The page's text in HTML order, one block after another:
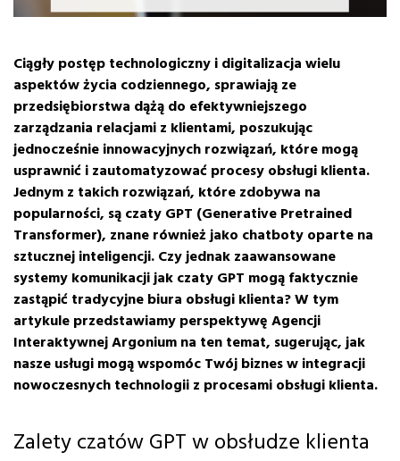
Ciągły postęp technologiczny i digitalizacja wielu
aspektów życia codziennego, sprawiają ze
przedsiębiorstwa dążą do efektywniejszego
zarządzania relacjami z klientami, poszukując
jednocześnie innowacyjnych rozwiązań, które mogą
usprawnić i zautomatyzować procesy obsługi klienta.
Jednym z takich rozwiązań, które zdobywa na
popularności, są czaty GPT (Generative Pretrained
Transformer), znane również jako chatboty oparte na
sztucznej inteligencji. Czy jednak zaawansowane
systemy komunikacji jak czaty GPT mogą faktycznie
zastąpić tradycyjne biura obsługi klienta? W tym
artykule przedstawiamy perspektywę Agencji
Interaktywnej Argonium na ten temat, sugerując, jak
nasze usługi mogą wspomóc Twój biznes w integracji
nowoczesnych technologii z procesami obsługi klienta.
Zalety czatów GPT w obsłudze klienta